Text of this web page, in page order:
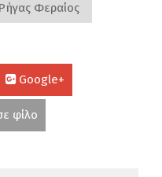
Ρήγας Φεραίος
Google+
φίλο